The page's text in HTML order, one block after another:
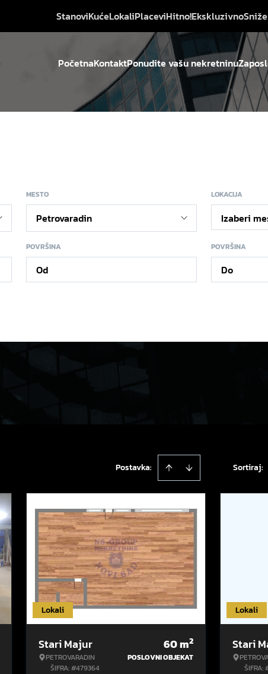
StanoviKućeLokaliPlaceviHitno!Ekskluzivno
PočetnaKontaktPonudite vašu nekretninu
MESTO LOKACIJA
Izaberi
POVRŠINA POVRŠINA
Postavka: Sortiraj:
Lokali
Stari Majur
PETROVARADIN
ŠIFRA: #479364
60m2
POSLOVNI OBJEKAT
Lokali
Stari
ŠIFRA: